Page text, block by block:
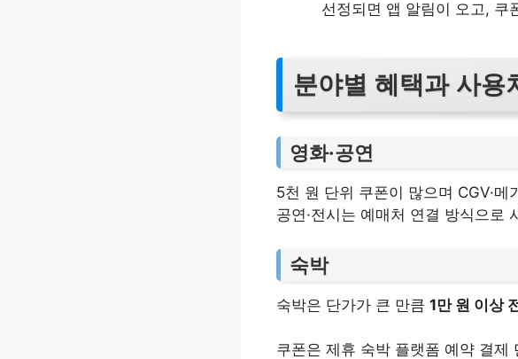
선정되면 앱 알림이 오고, 쿠
분야별 혜택과 사용
영화·공연
5천 원 단위 쿠폰이 많으며 CGV·메
공연·전시는 예매처 연결 방식으로
숙박
숙박은 단가가 큰 만큼 1만 원 이상
쿠폰은 제휴 숙박 플랫폼 예약 결제